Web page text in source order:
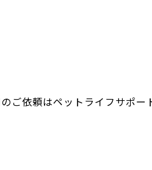
ご依頼はペットライフサポー